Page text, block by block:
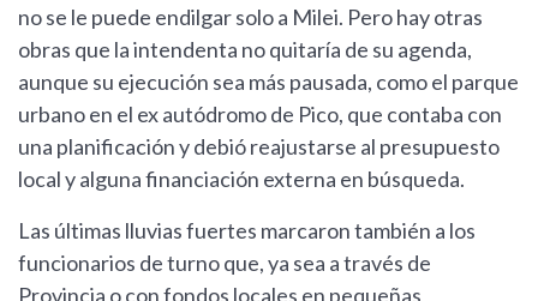
no se le puede endilgar solo a Milei. Pero hay otras
obras que la intendenta no quitaría de su agenda,
aunque su ejecución sea más pausada, como el parque
urbano en el ex autódromo de Pico, que contaba con
una planificación y debió reajustarse al presupuesto
local y alguna financiación externa en búsqueda.
Las últimas lluvias fuertes marcaron también a los
funcionarios de turno que, ya sea a través de
Provincia o con fondos locales en pequeñas